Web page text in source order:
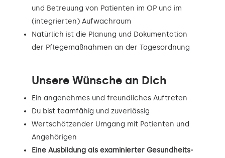
und Betreuung von Patienten im OP und im
(integrierten) Aufwachraum
Natürlich ist die Planung und Dokumentation
der Pflegemaßnahmen an der Tagesordnung
Unsere Wünsche an Dich
Ein angenehmes und freundliches Auftreten
Du bist teamfähig und zuverlässig
Wertschätzender Umgang mit Patienten und
Angehörigen
Eine Ausbildung als examinierter Gesundheits-